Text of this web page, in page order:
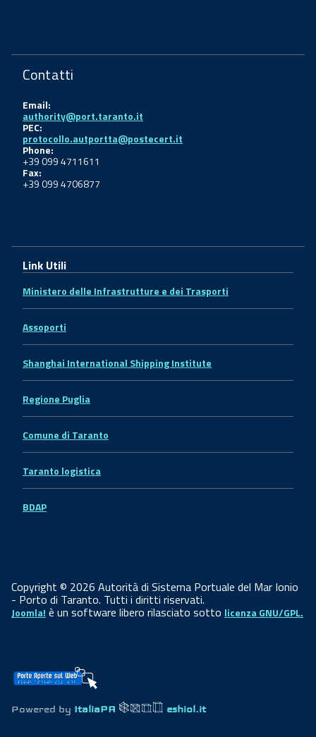
Contatti
Email:
authority@port.taranto.it
PEC:
protocollo.autportta@postecert.it
Phone:
+39 099 4711611
Fax:
+39 099 4706877
Link Utili
Ministero delle Infrastrutture e dei Trasporti
Assoporti
Shanghai International Shipping Institute
Regione Puglia
Comune di Taranto
Taranto logistica
BDAP
Copyright © 2026 Autorità di Sistema Portuale del Mar Ionio
- Porto di Taranto. Tutti i diritti riservati.
Joomla! è un software libero rilasciato sotto licenza GNU/GPL.
Powered by ItaliaPA eshiol.it